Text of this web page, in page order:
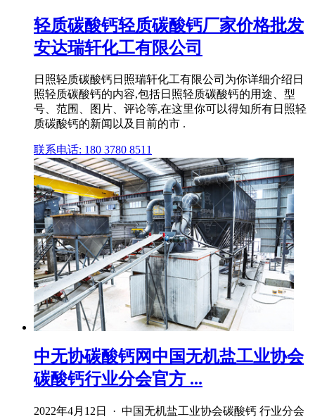
轻质碳酸钙轻质碳酸钙厂家价格批发
安达瑞轩化工有限公司
日照轻质碳酸钙日照瑞轩化工有限公司为你详细介绍日
照轻质碳酸钙的内容,包括日照轻质碳酸钙的用途、型
号、范围、图片、评论等,在这里你可以得知所有日照轻
质碳酸钙的新闻以及目前的市 .
联系电话: 180 3780 8511
中无协碳酸钙网中国无机盐工业协会
碳酸钙行业分会官方 ...
2022年4月12日 · 中国无机盐工业协会碳酸钙 行业分会